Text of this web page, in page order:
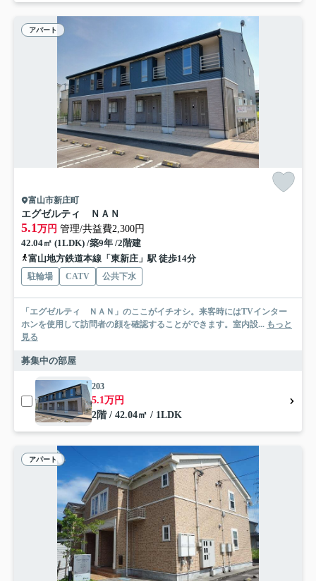
アパート
富山市新庄町
エグゼルティ ＮＡＮ
5.1 万円 管理/共益費2,300円
42.04㎡ (1LDK) /築9年 /2階建
富山地方鉄道本線「東新庄」駅 徒歩14分
駐輪場 CATV 公共下水
「エグゼルティ ＮＡＮ」のここがイチオシ。来客時にはTVインター
ホンを使用して訪問者の顔を確認することができます。室内設... もっと
見る
募集中の部屋
203
5.1万円
2階 / 42.04㎡ / 1LDK
アパート